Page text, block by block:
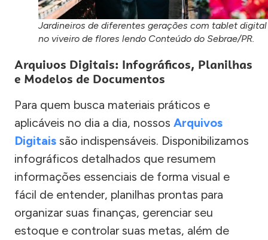
Jardineiros de diferentes gerações com tablet digital
no viveiro de flores lendo Conteúdo do Sebrae/PR.
Arquivos Digitais: Infográficos, Planilhas
e Modelos de Documentos
Para quem busca materiais práticos e
aplicáveis no dia a dia, nossos Arquivos
Digitais são indispensáveis. Disponibilizamos
infográficos detalhados que resumem
informações essenciais de forma visual e
fácil de entender, planilhas prontas para
organizar suas finanças, gerenciar seu
estoque e controlar suas metas, além de